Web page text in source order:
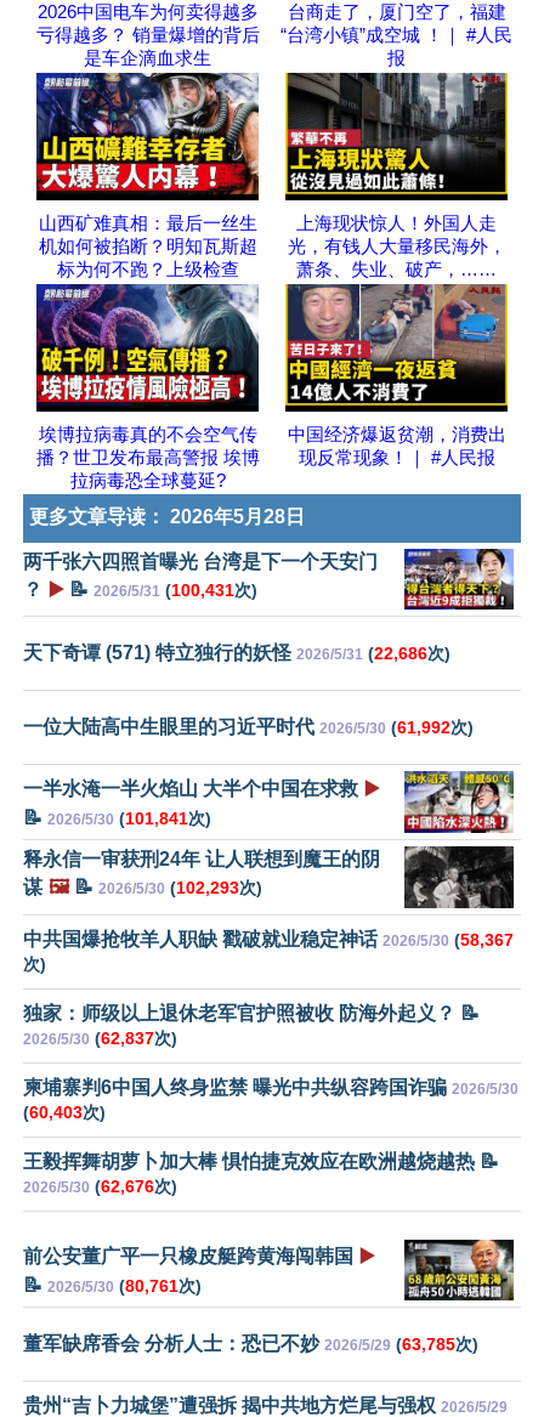
2026中国电车为何卖得越多
亏得越多？ 销量爆增的背后
是车企滴血求生
台商走了，厦门空了，福建
“台湾小镇”成空城 ！｜ #人民
报
山西矿难真相：最后一丝生
机如何被掐断？明知瓦斯超
标为何不跑？上级检查
上海现状惊人！外国人走
光，有钱人大量移民海外，
萧条、失业、破产，……
埃博拉病毒真的不会空气传
播？世卫发布最高警报 埃博
拉病毒恐全球蔓延?
中国经济爆返贫潮，消费出
现反常现象！｜ #人民报
更多文章导读： 2026年5月28日
两千张六四照首曝光 台湾是下一个天安门
？
▶️ 📝 2026/5/31 (100,431次)
天下奇谭 (571) 特立独行的妖怪 2026/5/31 (22,686次)
一位大陆高中生眼里的习近平时代 2026/5/30 (61,992次)
一半水淹一半火焰山 大半个中国在求救 ▶️
📝 2026/5/30 (101,841次)
释永信一审获刑24年 让人联想到魔王的阴
谋 🖼️📝 2026/5/30 (102,293次)
中共国爆抢牧羊人职缺 戳破就业稳定神话 2026/5/30 (58,367
次)
独家：师级以上退休老军官护照被收 防海外起义？ 📝
2026/5/30 (62,837次)
柬埔寨判6中国人终身监禁 曝光中共纵容跨国诈骗 2026/5/30
(60,403次)
王毅挥舞胡萝卜加大棒 惧怕捷克效应在欧洲越烧越热 📝
2026/5/30 (62,676次)
前公安董广平一只橡皮艇跨黄海闯韩国 ▶️
📝 2026/5/30 (80,761次)
董军缺席香会 分析人士：恐已不妙 2026/5/29 (63,785次)
贵州“吉卜力城堡”遭强拆 揭中共地方烂尾与强权 2026/5/29